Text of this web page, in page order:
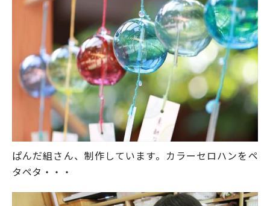
ぱんだ組さん、制作しています。カラーセロハンをペ
タペタ・・・